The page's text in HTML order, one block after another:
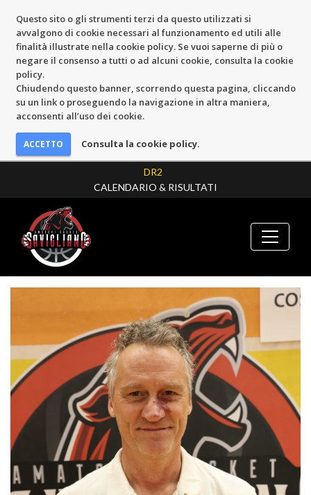
Questo sito o gli strumenti terzi da questo utilizzati si
avvalgono di cookie necessari al funzionamento ed utili alle
finalità illustrate nella cookie policy. Se vuoi saperne di più o
negare il consenso a tutti o ad alcuni cookie, consulta la cookie
policy.
Chiudendo questo banner, scorrendo questa pagina, cliccando
su un link o proseguendo la navigazione in altra maniera,
acconsenti all’uso dei cookie.
Consulta la cookie policy.
DR2
CALENDARIO & RISULTATI